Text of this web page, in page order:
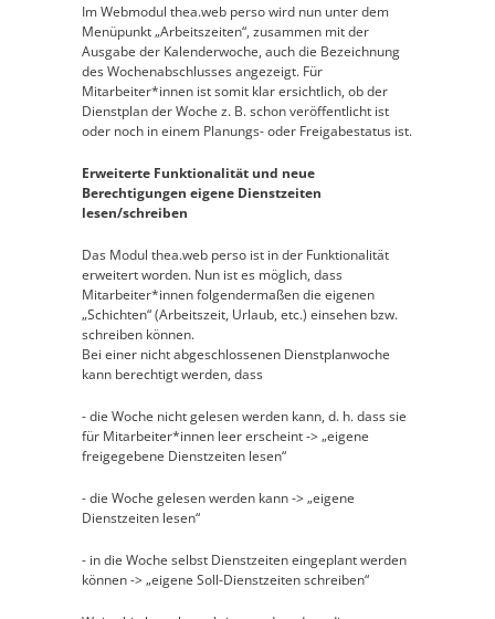
Im Webmodul thea.web perso wird nun unter dem
Menüpunkt „Arbeitszeiten“, zusammen mit der
Ausgabe der Kalenderwoche, auch die Bezeichnung
des Wochenabschlusses angezeigt. Für
Mitarbeiter*innen ist somit klar ersichtlich, ob der
Dienstplan der Woche z. B. schon veröffentlicht ist
oder noch in einem Planungs- oder Freigabestatus ist.
Erweiterte Funktionalität und neue
Berechtigungen eigene Dienstzeiten
lesen/schreiben
Das Modul thea.web perso ist in der Funktionalität
erweitert worden. Nun ist es möglich, dass
Mitarbeiter*innen folgendermaßen die eigenen
„Schichten“ (Arbeitszeit, Urlaub, etc.) einsehen bzw.
schreiben können.
Bei einer nicht abgeschlossenen Dienstplanwoche
kann berechtigt werden, dass
- die Woche nicht gelesen werden kann, d. h. dass sie
für Mitarbeiter*innen leer erscheint -> „eigene
freigegebene Dienstzeiten lesen“
- die Woche gelesen werden kann -> „eigene
Dienstzeiten lesen“
- in die Woche selbst Dienstzeiten eingeplant werden
können -> „eigene Soll-Dienstzeiten schreiben“